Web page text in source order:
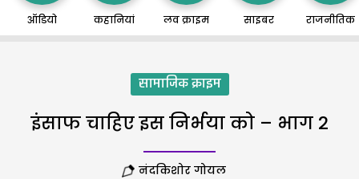
ऑडियो कहानियां लव क्राइम साइबर राजनीतिक
सामाजिक क्राइम
इंसाफ चाहिए इस निर्भया को – भाग 2
नंदकिशोर गोयल